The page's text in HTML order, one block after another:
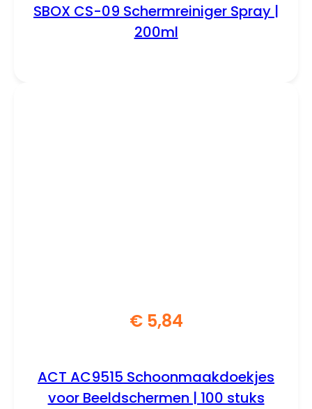
SBOX CS-09 Schermreiniger Spray |
200ml
€5,84
ACT AC9515 Schoonmaakdoekjes
voor Beeldschermen | 100 stuks